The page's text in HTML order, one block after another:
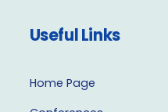
Useful Links
Home Page